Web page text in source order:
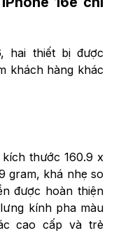
hai thiết bị được
khách hàng khác
thước 160.9 x
gram, khá nhẹ so
được hoàn thiện
kính pha màu
cao cấp và trẻ